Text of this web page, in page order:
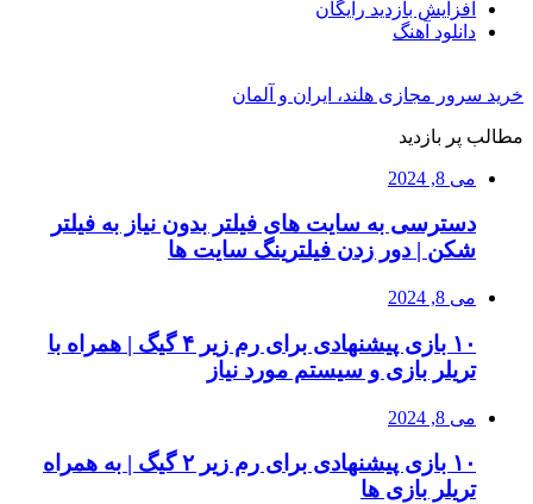
افزایش بازدید رایگان
دانلود آهنگ
خرید سرور مجازی هلند، ایران و آلمان
مطالب پر بازدید
می 8, 2024
دسترسی به سایت های فیلتر بدون نیاز به فیلتر
شکن | دور زدن فیلترینگ سایت ها
می 8, 2024
۱۰ بازی پیشنهادی برای رم زیر ۴ گیگ | همراه با
تریلر بازی و سیستم مورد نیاز
می 8, 2024
۱۰ بازی پیشنهادی برای رم زیر ۲ گیگ | به همراه
تریلر بازی ها